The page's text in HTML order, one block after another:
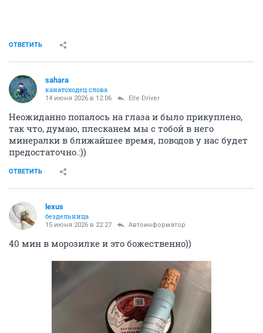
ОТВЕТИТЬ
sahara
канатоходец слова
14 июня 2026 в 12:06 Elle Driver
Неожиданно попалось на глаза и было прикуплено,
так что, думаю, плесканем мы с тобой в него
минералки в ближайшее время, поводов у нас будет
предостаточно.:))
ОТВЕТИТЬ
lexus
бездельница
15 июня 2026 в 22:27 Автоинформатор
40 мин в морозилке и это божественно))